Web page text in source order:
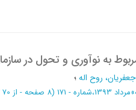
به نوآوری و تحول در
روح اله؛
»مرداد 1393،شماره - 171 (‎8 صفحه - از 70 تا 77